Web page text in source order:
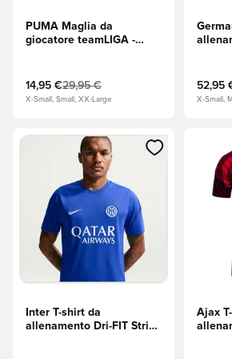
PUMA Maglia da
giocatore teamLIGA -
(Bianco)
14,95 €29,95 €
X-Small, Small, XX-Large
52,95
X-Small,
Apre una finestra modale per
Inter T-shirt da
allenamento Dri-FIT Strike
Apre
Ajax